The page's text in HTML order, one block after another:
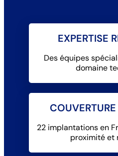
EXPERTISE
Des équipes
domaine
22 implantations en
proximité et